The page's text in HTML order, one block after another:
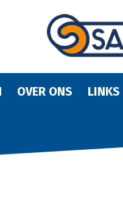
OVER ONS LINKS